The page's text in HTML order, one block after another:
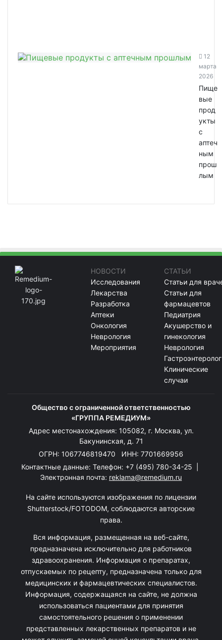
12
марта
2026
Пище
вые
прод
укты
с
аптеч
ным
прош
лым
НОВОСТИ
Исследования
Лекарства
Разработка
Аптеки
Онкология
Неврология
Мероприятия
СТАТЬИ
Статьи для
Статьи для
фармацевтов
Педиатрия
Акушерство и
гинекология
Неврология
Клинические
случаи
Общество с ограниченной ответственностью
«ГРУППА РЕМЕДИУМ»
Адрес местонахождения: 105082, г. Москва, ул.
Бакунинская, д. 71
ОГРН: 1067746819470 ИНН: 7701669956
Контактные данные: Телефон: +7 (495) 780-34-25
Электронная почта: reklama@remedium.ru
На сайте используются изображения по лицензии
Shutterstock/FOTODOM, соблюдаются авторские
права.
Вся информация, размещенная на веб-сайте,
предназначена исключительно для работников
здравоохранения. Информация о препаратах,
отпускаемых по рецепту, предназначена только для
медицинских и фармацевтических специалистов.
Информация, содержащаяся на сайте, не должна
использоваться пациентами для принятия
самостоятельного решения о применении
представленных лекарственных препаратов и не